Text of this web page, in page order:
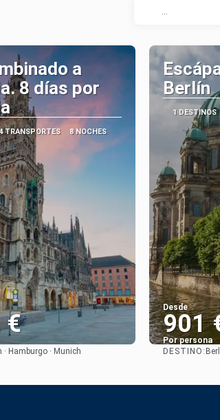
a
8 días por
TRANSPORTES 8 NOCHES
€
· Hamburgo · Munich
Berlín
1 DESTINOS
Desde
901
Por persona
DESTINO: